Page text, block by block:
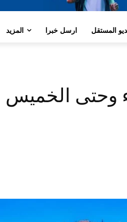
المستقل ارسل خبرا المزيد
وحتى